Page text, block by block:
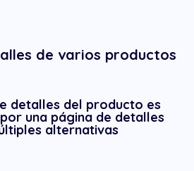
de varios productos
detalles del producto es
una página de detalles
alternativas